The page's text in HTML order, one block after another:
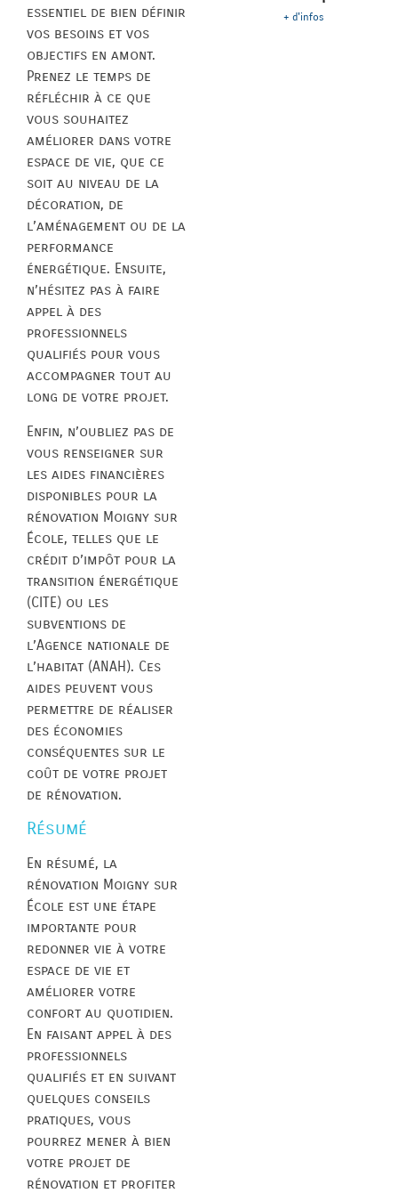
essentiel de bien définir
vos besoins et vos
objectifs en amont.
Prenez le temps de
réfléchir à ce que
vous souhaitez
améliorer dans votre
espace de vie, que ce
soit au niveau de la
décoration, de
l’aménagement ou de la
performance
énergétique. Ensuite,
n’hésitez pas à faire
appel à des
professionnels
qualifiés pour vous
accompagner tout au
long de votre projet.
Enfin, n’oubliez pas de
vous renseigner sur
les aides financières
disponibles pour la
rénovation Moigny sur
École, telles que le
crédit d’impôt pour la
transition énergétique
(CITE) ou les
subventions de
l’Agence nationale de
l’habitat (ANAH). Ces
aides peuvent vous
permettre de réaliser
des économies
conséquentes sur le
coût de votre projet
de rénovation.
Résumé
En résumé, la
rénovation Moigny sur
École est une étape
importante pour
redonner vie à votre
espace de vie et
améliorer votre
confort au quotidien.
En faisant appel à des
professionnels
qualifiés et en suivant
quelques conseils
pratiques, vous
pourrez mener à bien
votre projet de
rénovation et profiter
+ d'infos